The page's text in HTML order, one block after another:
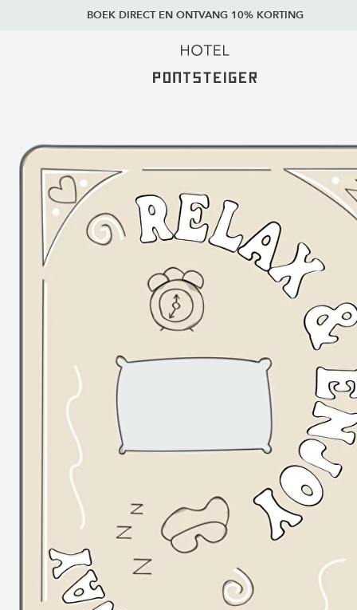
BOEK DIRECT EN ONTVANG 10% KORTING